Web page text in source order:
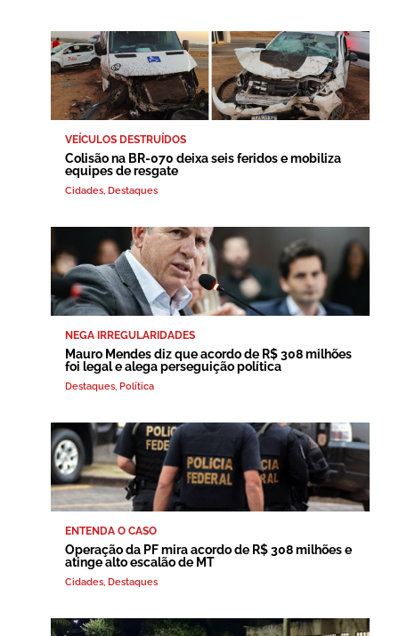
VEÍCULOS DESTRUÍDOS
Colisão na BR-070 deixa seis feridos e mobiliza
equipes de resgate
Cidades, Destaques
NEGA IRREGULARIDADES
Mauro Mendes diz que acordo de R$ 308 milhões
foi legal e alega perseguição política
Destaques, Política
ENTENDA O CASO
Operação da PF mira acordo de R$ 308 milhões e
atinge alto escalão de MT
Cidades, Destaques